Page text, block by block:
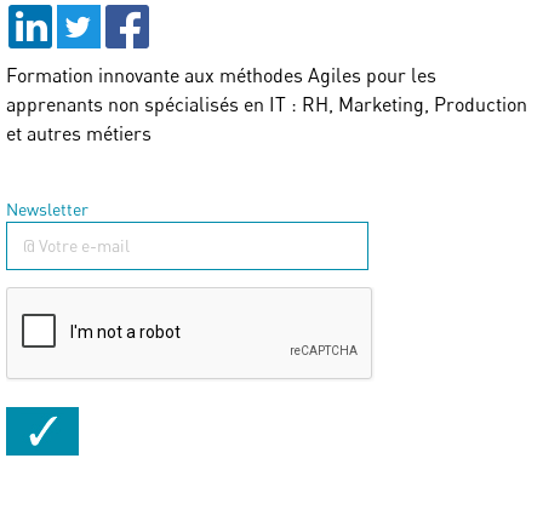
Newsletter
Formation innovante aux méthodes Agiles pour les
apprenants non spécialisés en IT : RH, Marketing, Production
et autres métiers